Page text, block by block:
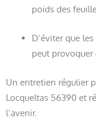
poids des
D’éviter que
peut provoquer
Un entretien régulier
Locqueltas 56390 et
l’avenir.